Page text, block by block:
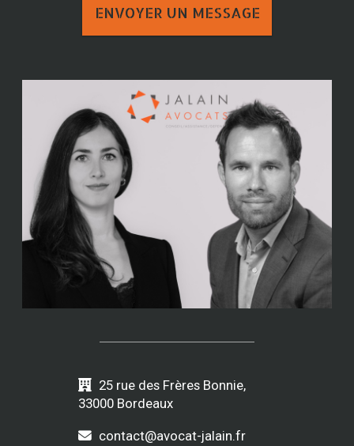
25 rue des Frères Bonnie,
33000 Bordeaux
contact@avocat-jalain.fr